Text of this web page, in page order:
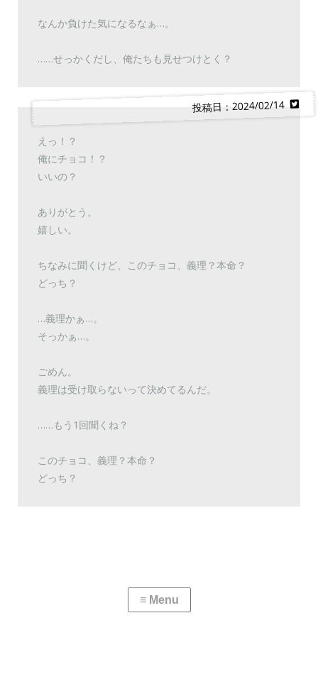
なんか負けた気になるなぁ…。
……せっかくだし、俺たちも見せつけとく？
投稿日：2024/02/14
えっ！？
俺にチョコ！？
いいの？
ありがとう。
嬉しい。
ちなみに聞くけど、このチョコ、義理？本命？
どっち？
…義理かぁ…。
そっかぁ…。
ごめん。
義理は受け取らないって決めてるんだ。
……もう1回聞くね？
このチョコ、義理？本命？
どっち？